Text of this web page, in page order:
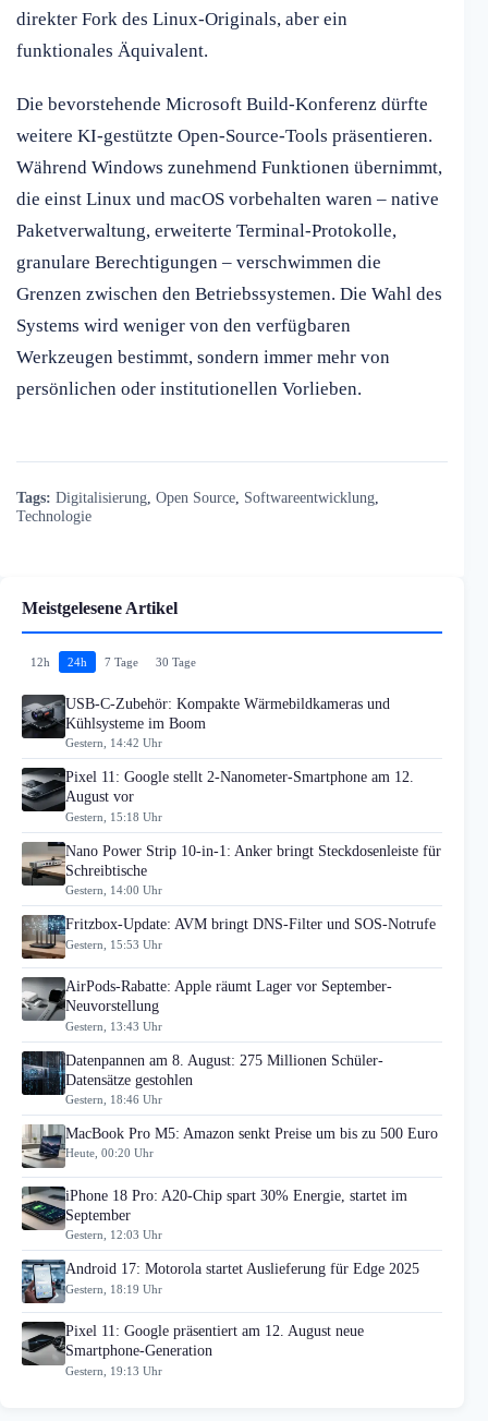
direkter Fork des Linux-Originals, aber ein
funktionales Äquivalent.
Die bevorstehende Microsoft Build-Konferenz dürfte
weitere KI-gestützte Open-Source-Tools präsentieren.
Während Windows zunehmend Funktionen übernimmt,
die einst Linux und macOS vorbehalten waren – native
Paketverwaltung, erweiterte Terminal-Protokolle,
granulare Berechtigungen – verschwimmen die
Grenzen zwischen den Betriebssystemen. Die Wahl des
Systems wird weniger von den verfügbaren
Werkzeugen bestimmt, sondern immer mehr von
persönlichen oder institutionellen Vorlieben.
Tags: Digitalisierung Open Source Softwareentwicklung
Technologie
Meistgelesene Artikel
12h 24h 7 Tage 30 Tage
USB-C-Zubehör: Kompakte Wärmebildkameras und
Kühlsysteme im Boom
Gestern, 14:42 Uhr
Pixel 11: Google stellt 2-Nanometer-Smartphone am 12.
August vor
Gestern, 15:18 Uhr
Nano Power Strip 10-in-1: Anker bringt Steckdosenleiste für
Schreibtische
Gestern, 14:00 Uhr
Fritzbox-Update: AVM bringt DNS-Filter und SOS-Notrufe
Gestern, 15:53 Uhr
AirPods-Rabatte: Apple räumt Lager vor September-
Neuvorstellung
Gestern, 13:43 Uhr
Datenpannen am 8. August: 275 Millionen Schüler-
Datensätze gestohlen
Gestern, 18:46 Uhr
MacBook Pro M5: Amazon senkt Preise um bis zu 500 Euro
Heute, 00:20 Uhr
iPhone 18 Pro: A20-Chip spart 30% Energie, startet im
September
Gestern, 12:03 Uhr
Android 17: Motorola startet Auslieferung für Edge 2025
Gestern, 18:19 Uhr
Pixel 11: Google präsentiert am 12. August neue
Smartphone-Generation
Gestern, 19:13 Uhr